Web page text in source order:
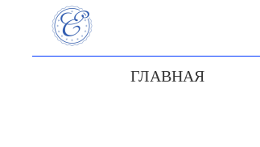
ГЛАВНАЯ